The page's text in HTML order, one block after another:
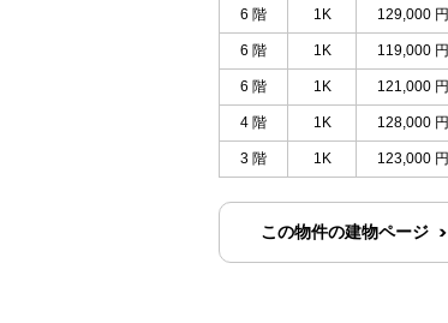
6 階 1K 129,000 円
6 階 1K 119,000 円
6 階 1K 121,000 円
4 階 1K 128,000 円
3 階 1K 123,000 円
この物件の建物ページ